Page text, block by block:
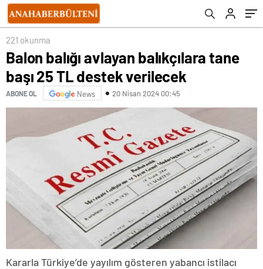
221 okunma
Balon balığı avlayan balıkçılara tane
başı 25 TL destek verilecek
ABONE OL News 20 Nisan 2024 00:45
Kararla Türkiye’de yayılım gösteren yabancı istilacı